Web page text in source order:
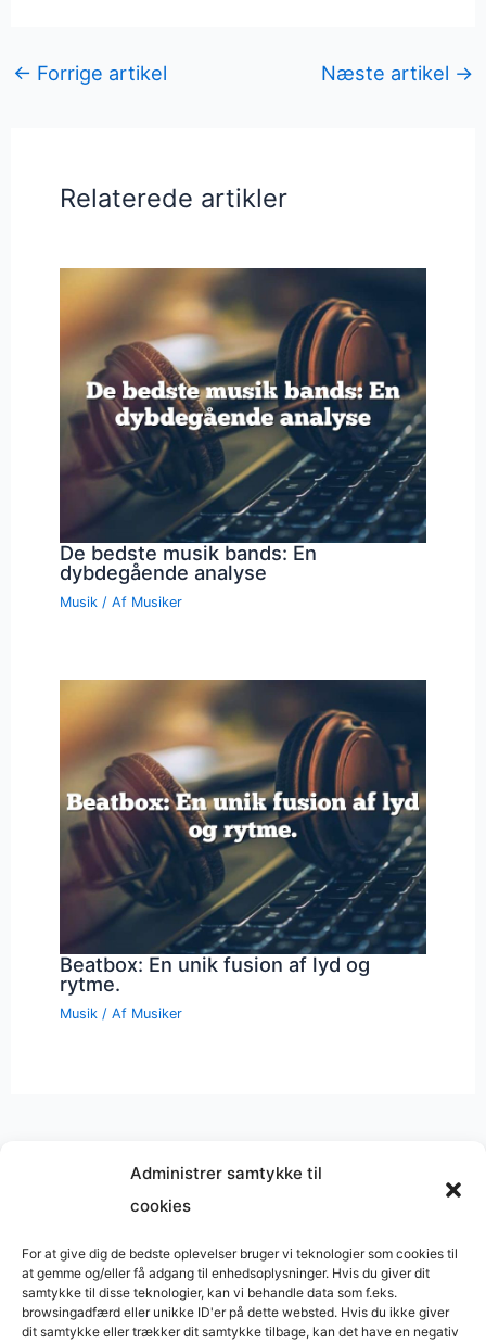
Administrer samtykke til
cookies
For at give dig de bedste oplevelser bruger vi teknologier som cookies til
at gemme og/eller få adgang til enhedsoplysninger. Hvis du giver dit
samtykke til disse teknologier, kan vi behandle data som f.eks.
browsingadfærd eller unikke ID'er på dette websted. Hvis du ikke giver
dit samtykke eller trækker dit samtykke tilbage, kan det have en negativ
← Forrige artikel Næste artikel →
Relaterede artikler
De bedste musik bands: En
dybdegående analyse
Musik / Af Musiker
Beatbox: En unik fusion af lyd og
rytme.
Musik / Af Musiker
Musik på
Copyright © 2026 BasimWorld
Udviklet afWebbureau.dk
Bygget medWordPress